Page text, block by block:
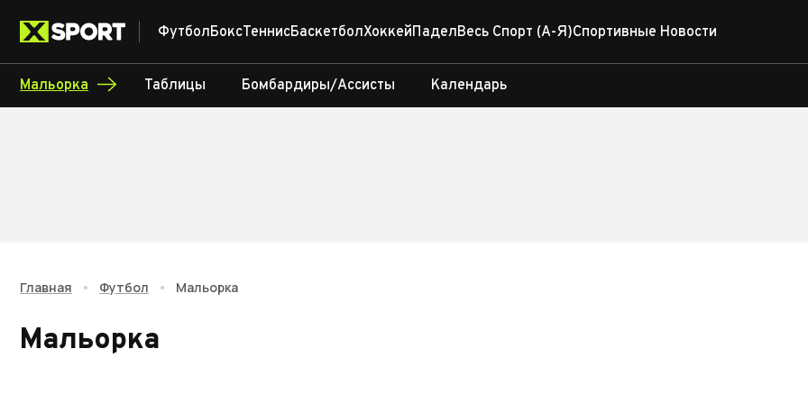
ФутболБоксТеннисБаскетболХоккейПаделВесь Спорт (А-Я)Спортивные Новости
Мальорка Таблицы Бомбардиры/Ассисты Календарь
Главная • Футбол • Мальорка
Мальорка